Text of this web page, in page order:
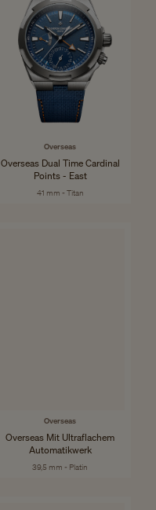
Overseas
Overseas Dual Time Cardinal
Points - East
41 mm - Titan
Overseas
Overseas Mit Ultraflachem
Automatikwerk
39,5 mm - Platin